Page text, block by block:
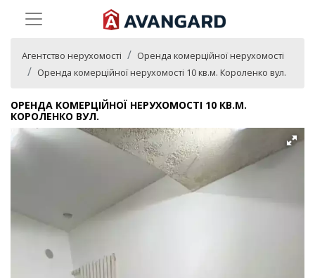
Агентство нерухомості
Оренда комерційної нерухомості
Оренда комерційної нерухомості 10 кв.м. Короленко вул.
ОРЕНДА КОМЕРЦІЙНОЇ НЕРУХОМОСТІ 10 КВ.М.
КОРОЛЕНКО ВУЛ.